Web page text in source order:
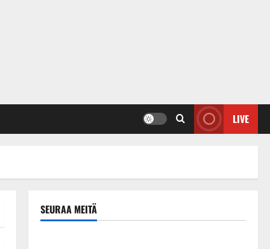
LIVE
SEURAA MEITÄ